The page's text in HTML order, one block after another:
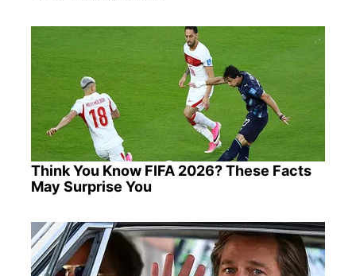
Think You Know FIFA 2026? These Facts
May Surprise You